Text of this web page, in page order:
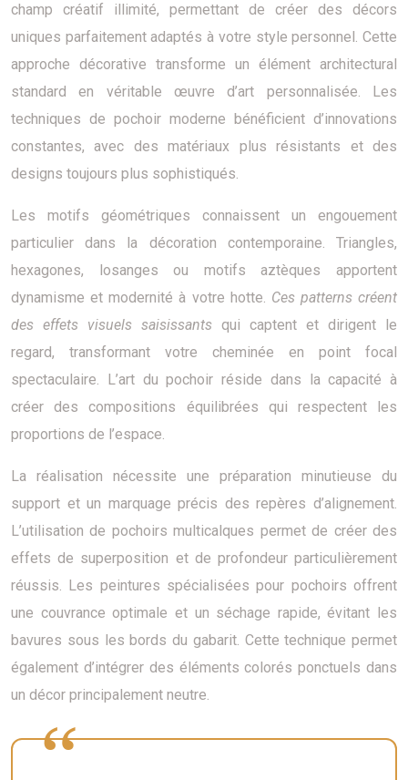
champ créatif illimité, permettant de créer des décors
uniques parfaitement adaptés à votre style personnel. Cette
approche décorative transforme un élément architectural
standard en véritable œuvre d’art personnalisée. Les
techniques de pochoir moderne bénéficient d’innovations
constantes, avec des matériaux plus résistants et des
designs toujours plus sophistiqués.
Les motifs géométriques connaissent un engouement
particulier dans la décoration contemporaine. Triangles,
hexagones, losanges ou motifs aztèques apportent
dynamisme et modernité à votre hotte. Ces patterns créent
des effets visuels saisissants qui captent et dirigent le
regard, transformant votre cheminée en point focal
spectaculaire. L’art du pochoir réside dans la capacité à
créer des compositions équilibrées qui respectent les
proportions de l’espace.
La réalisation nécessite une préparation minutieuse du
support et un marquage précis des repères d’alignement.
L’utilisation de pochoirs multicalques permet de créer des
effets de superposition et de profondeur particulièrement
réussis. Les peintures spécialisées pour pochoirs offrent
une couvrance optimale et un séchage rapide, évitant les
bavures sous les bords du gabarit. Cette technique permet
également d’intégrer des éléments colorés ponctuels dans
un décor principalement neutre.